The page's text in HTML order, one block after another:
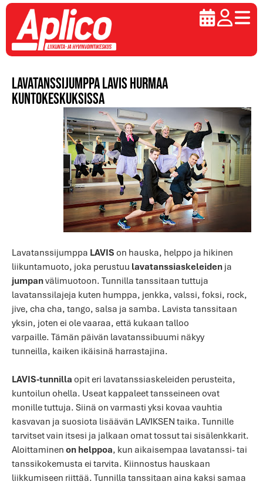
Lavatanssijumppa LAVIS hurmaa
kuntokeskuksissa
Lavatanssijumppa LAVIS on hauska, helppo ja hikinen
liikuntamuoto, joka perustuu lavatanssiaskeleiden ja
jumpanvälimuotoon. Tunnilla tanssitaan tuttuja
lavatanssilajeja kuten humppa, jenkka, valssi, foksi, rock,
jive, cha cha, tango, salsa ja samba. Lavista tanssitaan
yksin, joten ei ole vaaraa, että kukaan talloo
varpaille. Tämän päivän lavatanssibuumi näkyy
tunneilla, kaiken ikäisinä harrastajina.
LAVIS-tunnilla opit eri lavatanssiaskeleiden perusteita,
kuntoilun ohella. Useat kappaleet tansseineen ovat
monille tuttuja. Siinä on varmasti yksi kovaa vauhtia
kasvavan ja suosiota lisäävän LAVIKSEN taika. Tunnille
tarvitset vain itsesi ja jalkaan omat tossut tai sisälenkkarit.
Aloittaminen on helppoa, kun aikaisempaa lavatanssi- tai
tanssikokemusta ei tarvita. Kiinnostus hauskaan
liikkumiseen riittää. Tunnilla tanssitaan aina kaksi samaa